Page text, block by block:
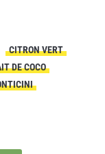
CITRON VERT
DE COCO